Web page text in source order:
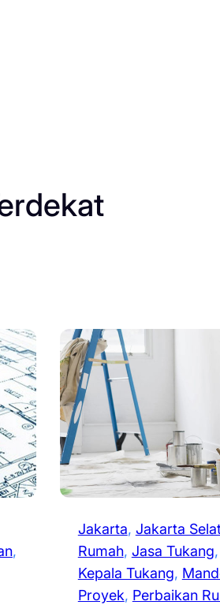
Jakarta, Jakarta
Rumah, Jasa Tukang,
Kepala Tukang,
Proyek, Perbaikan